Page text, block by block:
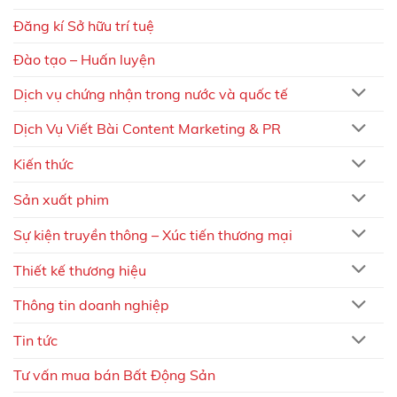
Đăng kí Sở hữu trí tuệ
Đào tạo – Huấn luyện
Dịch vụ chứng nhận trong nước và quốc tế
Dịch Vụ Viết Bài Content Marketing & PR
Kiến thức
Sản xuất phim
Sự kiện truyền thông – Xúc tiến thương mại
Thiết kế thương hiệu
Thông tin doanh nghiệp
Tin tức
Tư vấn mua bán Bất Động Sản